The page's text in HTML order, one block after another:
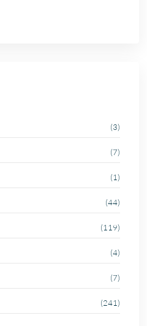
(3)
(7)
(1)
(44)
(119)
(4)
(7)
(241)